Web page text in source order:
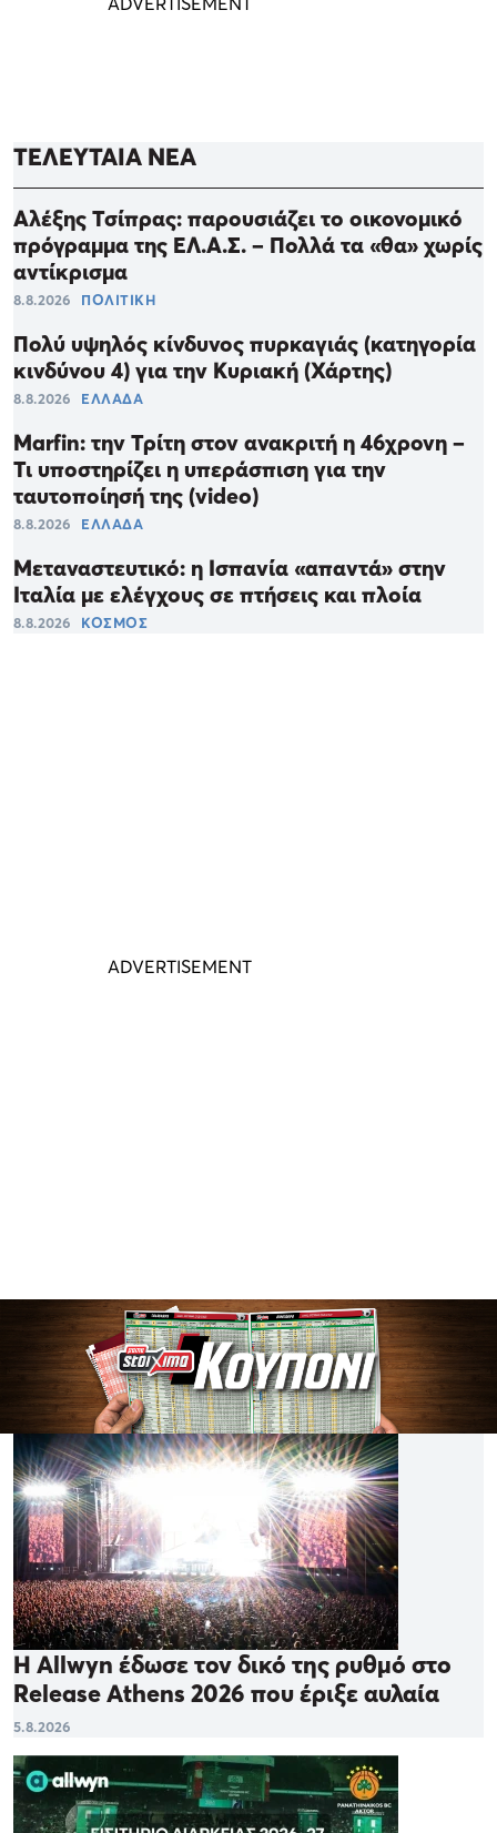
ΤΕΛΕΥΤΑΙΑ ΝΕΑ
Αλέξης Τσίπρας: παρουσιάζει το οικονομικό
πρόγραμμα της ΕΛ.Α.Σ. – Πολλά τα «θα» χωρίς
αντίκρισμα
8.8.2026 ΠΟΛΙΤΙΚΗ
Πολύ υψηλός κίνδυνος πυρκαγιάς (κατηγορία
κινδύνου 4) για την Κυριακή (Χάρτης)
8.8.2026 ΕΛΛΑΔΑ
Marfin: την Τρίτη στον ανακριτή η 46χρονη –
Τι υποστηρίζει η υπεράσπιση για την
ταυτοποίησή της (video)
8.8.2026 ΕΛΛΑΔΑ
Μεταναστευτικό: η Ισπανία «απαντά» στην
Ιταλία με ελέγχους σε πτήσεις και πλοία
8.8.2026 ΚΟΣΜΟΣ
Η Allwyn έδωσε τον δικό της ρυθμό στο
Release Athens 2026 που έριξε αυλαία
5.8.2026